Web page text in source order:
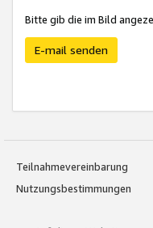
Bitte gib die im Bild
E-mail senden
Teilnahmevereinbarung
Nutzungsbestimmungen